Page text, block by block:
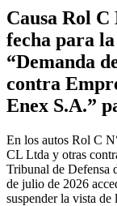
Causa Rol
fecha para
“Demanda
contra
Enex S.A.”
En los autos Rol C
CL Ltda y otras
Tribunal de Defensa
de julio de 2026
suspender la vista